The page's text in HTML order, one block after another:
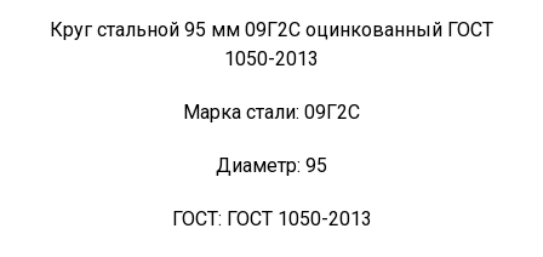
Круг стальной 95 мм 09Г2С оцинкованный ГОСТ
1050-2013
Марка стали: 09Г2С
Диаметр: 95
ГОСТ: ГОСТ 1050-2013